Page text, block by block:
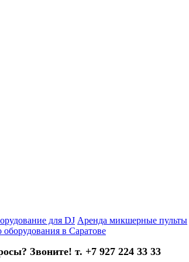
для DJ Аренда микшерные пульты
оборудования в Саратове
Звоните! т. +7 927 224 33 33